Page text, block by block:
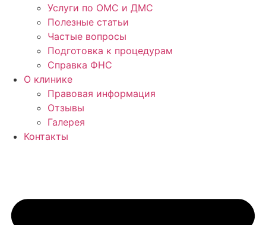
Услуги по ОМС и ДМС
Полезные статьи
Частые вопросы
Подготовка к процедурам
Справка ФНС
О клинике
Правовая информация
Отзывы
Галерея
Контакты